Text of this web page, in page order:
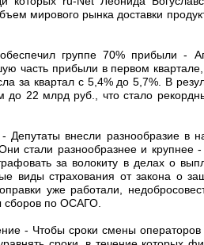
мирового рынка доставки
группе 70% прибыли -
часть прибыли в первом
за квартал с 5,4% до 5,7%. В
22 млрд руб., что стало
внесли разнообразие в
стали разнообразнее и крупнее
за волокиту в делах о
виды страхования от закона о
уже работали,
сборов по ОСАГО.
- Чтобы сроки смены